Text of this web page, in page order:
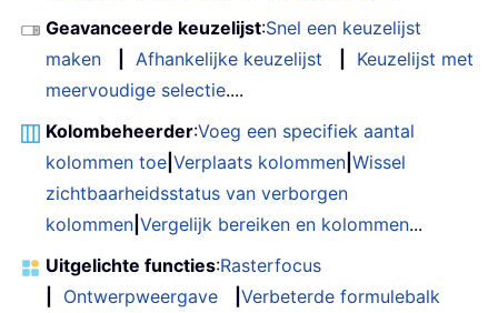
Geavanceerde keuzelijst:Snel een keuzelijst
maken
Afhankelijke keuzelijst
Keuzelijst met
meervoudige selectie....
Kolombeheerder:Voeg een specifiek aantal
kolommen toe Verplaats kolommen Wissel
zichtbaarheidsstatus van verborgen
kolommen Vergelijk bereiken en kolommen...
Uitgelichte functies:Rasterfocus
Ontwerpweergave
Verbeterde formulebalk